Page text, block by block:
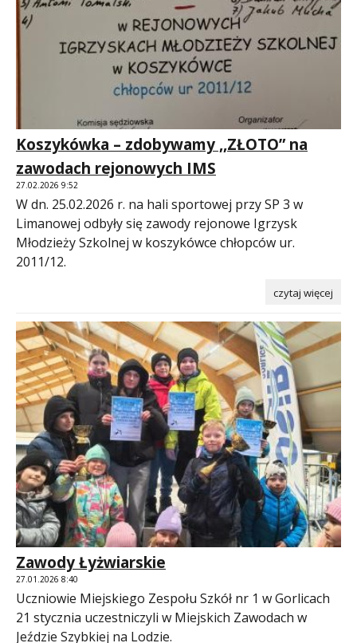
Koszykówka – zdobywamy ,,ZŁOTO” na
zawodach rejonowych IMS
27.02.2026 9:52
W dn. 25.02.2026 r. na hali sportowej przy SP 3 w
Limanowej odbyły się zawody rejonowe Igrzysk
Młodzieży Szkolnej w koszykówce chłopców ur.
2011/12.
czytaj więcej
Zawody Łyżwiarskie
27.01.2026 8:40
Uczniowie Miejskiego Zespołu Szkół nr 1 w Gorlicach
21 stycznia uczestniczyli w Miejskich Zawodach w
Jeździe Szybkiej na Lodzie.